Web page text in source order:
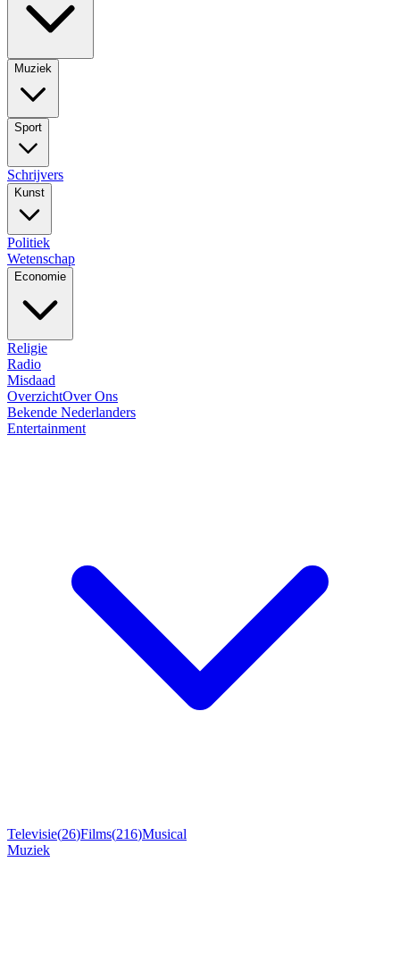
Muziek
Sport
Schrijvers
Kunst
Politiek
Wetenschap
Economie
Religie
Radio
Misdaad
OverzichtOver Ons
Bekende Nederlanders
Entertainment
Televisie(26)Films(216)Musical
Muziek